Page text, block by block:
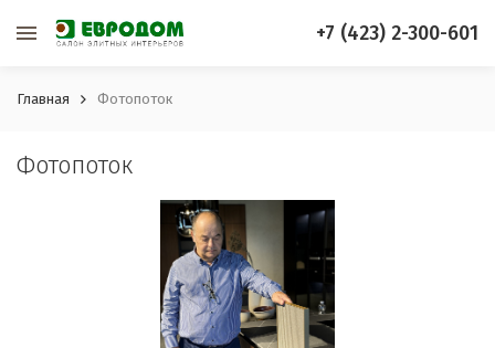
+7 (423) 2-300-601
Главная Фотопоток
Фотопоток